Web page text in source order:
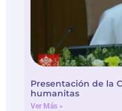
Presentación de la
humanitas
Ver Más »